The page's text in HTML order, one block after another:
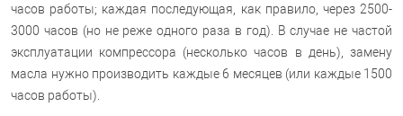
часов работы; каждая последующая, как правило, через 2500-
3000 часов (но не реже одного раза в год). В случае не частой
эксплуатации компрессора (несколько часов в день), замену
масла нужно производить каждые 6 месяцев (или каждые 1500
часов работы).